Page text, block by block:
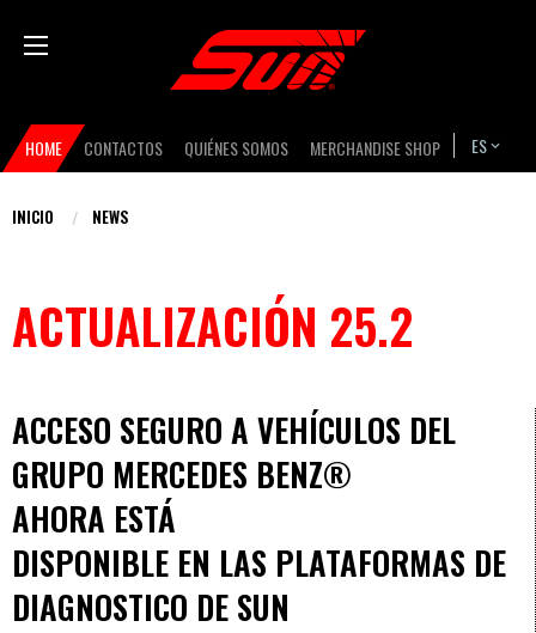
Secondary
navigation
HOME CONTACTOS QUIÉNES SOMOS MERCHANDISE SHOP ES
Usted
está
aquí
INICIO NEWS
ACTUALIZACIÓN 25.2
Body
ACCESO SEGURO A VEHÍCULOS DEL
GRUPO MERCEDES BENZ®
AHORA ESTÁ
DISPONIBLE EN LAS PLATAFORMAS DE
DIAGNOSTICO DE SUN